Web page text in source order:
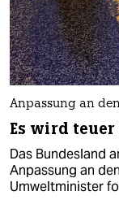
Anpassung an
Es wird
Das Bundesland
Anpassung an
Umweltminister